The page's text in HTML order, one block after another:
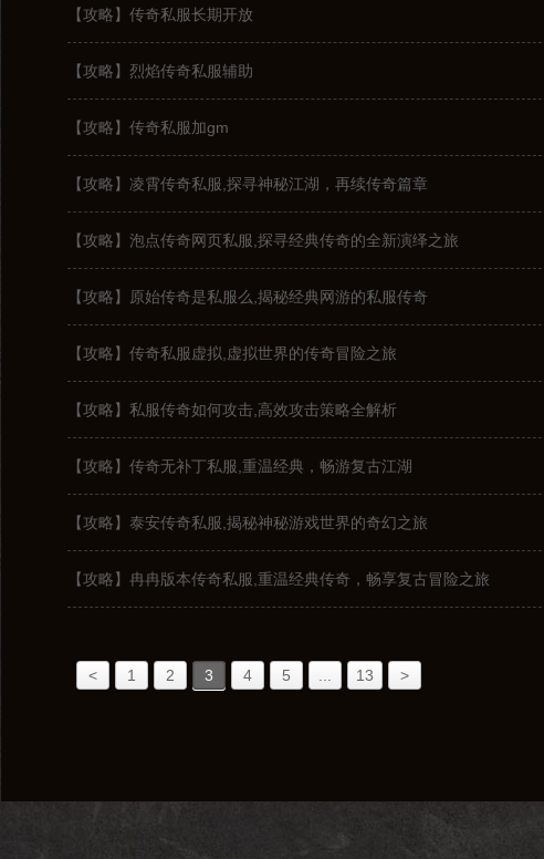
【攻略】传奇私服长期开放
【攻略】烈焰传奇私服辅助
【攻略】传奇私服加gm
【攻略】凌霄传奇私服,探寻神秘江湖，再续传奇篇章
【攻略】泡点传奇网页私服,探寻经典传奇的全新演绎之旅
【攻略】原始传奇是私服么,揭秘经典网游的私服传奇
【攻略】传奇私服虚拟,虚拟世界的传奇冒险之旅
【攻略】私服传奇如何攻击,高效攻击策略全解析
【攻略】传奇无补丁私服,重温经典，畅游复古江湖
【攻略】泰安传奇私服,揭秘神秘游戏世界的奇幻之旅
【攻略】冉冉版本传奇私服,重温经典传奇，畅享复古冒险之旅
< 1 2 3 4 5 13 >